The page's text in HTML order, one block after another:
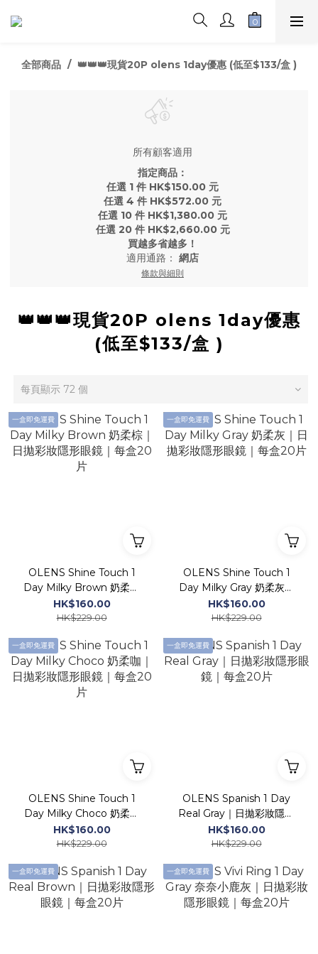
全部商品 👑👑👑現貨20P olens 1day優惠 (低至$133/盒 )
所有顧客適用
指定商品：
任選 1 件 HK$150.00 元
任選 4 件 HK$572.00 元
任選 10 件 HK$1,380.00 元
任選 20 件 HK$2,660.00 元
買越多省越多！
適用通路： 網店
條款與細則
👑👑👑現貨20P olens 1day優惠
(低至$133/盒 )
每頁顯示 72 個
一盒即免運費
OLENS Shine Touch 1
Day Milky Brown 奶柔棕
｜日拋彩妝隱形眼鏡｜每盒
20片
HK$160.00
HK$229.00
一盒即免運費
OLENS Shine Touch 1
Day Milky Gray 奶柔灰｜
日拋彩妝隱形眼鏡｜每盒20
片
HK$160.00
HK$229.00
一盒即免運費
OLENS Shine Touch 1
Day Milky Choco 奶柔咖
｜日拋彩妝隱形眼鏡｜每盒
20片
HK$160.00
HK$229.00
一盒即免運費
OLENS Spanish 1 Day
Real Gray｜日拋彩妝隱形
眼鏡｜每盒20片
HK$160.00
HK$229.00
一盒即免運費 一盒即免運費